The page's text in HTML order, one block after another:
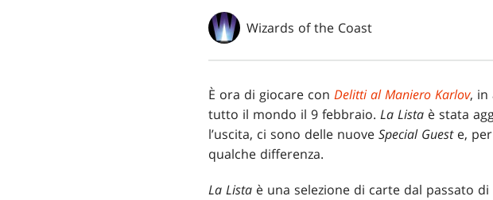
Wizards of the Coast
È ora di giocare con Delitti al Maniero Karlov, in
tutto il mondo il 9 febbraio. La Lista è stata
l’uscita, ci sono delle nuove Special Gueste,
qualche differenza.
La Lista è una selezione di carte dal passato di